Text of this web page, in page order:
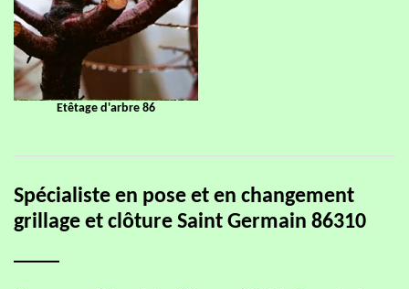
Etêtage d'arbre 86
Spécialiste en pose et en changement
grillage et clôture Saint Germain 86310